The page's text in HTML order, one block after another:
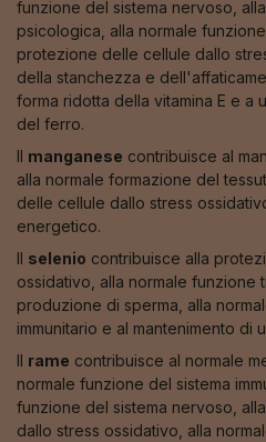
funzione del sistema nervoso,
psicologica, alla normale
protezione delle cellule dallo
della stanchezza e
forma ridotta della vitamina E e a
del ferro.
Il manganese contribuisce al
alla normale formazione del
delle cellule dallo stress
energetico.
Il selenio contribuisce alla
ossidativo, alla normale funzione
produzione di sperma, alla
immunitario e al mantenimento di
Il rame contribuisce al normale
normale funzione del sistema
funzione del sistema nervoso,
dallo stress ossidativo, alla